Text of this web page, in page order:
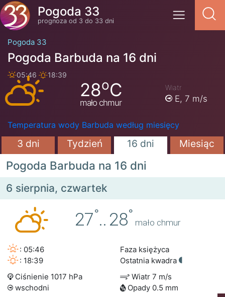
Pogoda 33
prognoza od 3 do 33 dni
Pogoda 33
Pogoda Barbuda na 16 dni
05:46 18:39
28oC
mało chmur
Wiatr
E, 7 m/s
Temperatura wody Barbuda według miesięcy
3 dni Tydzień 16 dni Miesiąc
Pogoda Barbuda na 16 dni
6 sierpnia, czwartek
27°.. 28°
mało chmur
: 05:46
: 18:39
Faza księżyca
Ostatnia kwadra
Ciśnienie 1017 hPa
Wiatr 7 m/s
wschodni
Opady 0.5 mm